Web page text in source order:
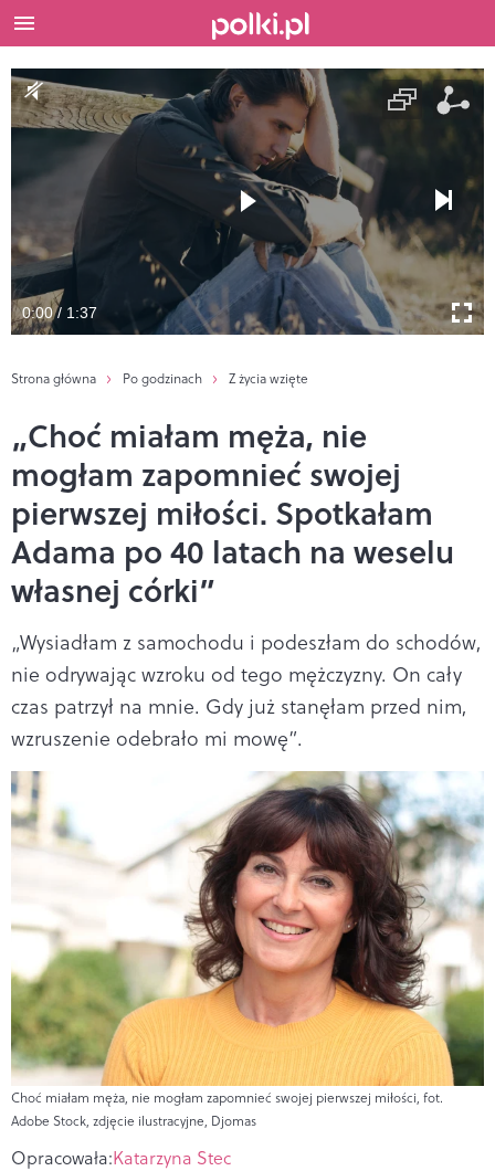
0:00 / 1:37
Strona główna Po godzinach Z życia wzięte
„Choć miałam męża, nie
mogłam zapomnieć swojej
pierwszej miłości. Spotkałam
Adama po 40 latach na weselu
własnej córki”
„Wysiadłam z samochodu i podeszłam do schodów,
nie odrywając wzroku od tego mężczyzny. On cały
czas patrzył na mnie. Gdy już stanęłam przed nim,
wzruszenie odebrało mi mowę”.
Choć miałam męża, nie mogłam zapomnieć swojej pierwszej miłości, fot.
Adobe Stock, zdjęcie ilustracyjne, Djomas
Opracowała:Katarzyna Stec